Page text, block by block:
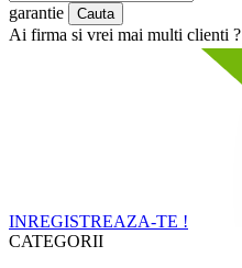
garantie
Ai firma si vrei mai multi clienti ?
INREGISTREAZA-TE !
CATEGORII